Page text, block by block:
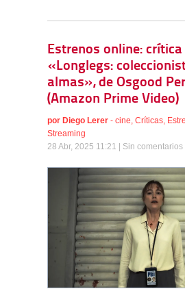
Estrenos online: crítica
«Longlegs:
almas», de Osgood
(Amazon Prime Video)
por Diego Lerer - cine, Críticas,
Streaming
28 Abr, 2025 11:21 | Sin comentarios